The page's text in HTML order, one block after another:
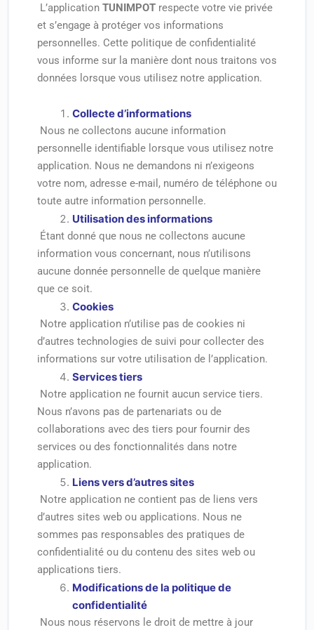
L’application TUNIMPOT respecte votre vie privée
et s’engage à protéger vos informations
personnelles. Cette politique de confidentialité
vous informe sur la manière dont nous traitons vos
données lorsque vous utilisez notre application.
Collecte d’informations
Nous ne collectons aucune information
personnelle identifiable lorsque vous utilisez notre
application. Nous ne demandons ni n’exigeons
votre nom, adresse e-mail, numéro de téléphone ou
toute autre information personnelle.
Utilisation des informations
Étant donné que nous ne collectons aucune
information vous concernant, nous n’utilisons
aucune donnée personnelle de quelque manière
que ce soit.
Cookies
Notre application n’utilise pas de cookies ni
d’autres technologies de suivi pour collecter des
informations sur votre utilisation de l’application.
Services tiers
Notre application ne fournit aucun service tiers.
Nous n’avons pas de partenariats ou de
collaborations avec des tiers pour fournir des
services ou des fonctionnalités dans notre
application.
Liens vers d’autres sites
Notre application ne contient pas de liens vers
d’autres sites web ou applications. Nous ne
sommes pas responsables des pratiques de
confidentialité ou du contenu des sites web ou
applications tiers.
Modifications de la politique de
confidentialité
Nous nous réservons le droit de mettre à jour